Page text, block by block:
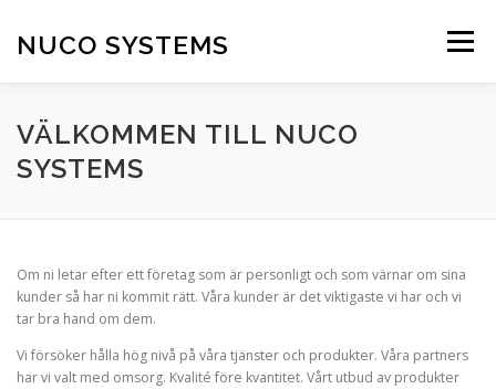
innehåll
NUCO SYSTEMS Meny
HEM OM OSS BLOGG PRODUKTER
TILL SALU / FOR SALE KONTAKTA OSS
VÄLKOMMEN TILL NUCO
SYSTEMS
Om ni letar efter ett företag som är personligt och som värnar om sina
kunder så har ni kommit rätt. Våra kunder är det viktigaste vi har och vi
tar bra hand om dem.
Vi försöker hålla hög nivå på våra tjänster och produkter. Våra partners
har vi valt med omsorg. Kvalité före kvantitet. Vårt utbud av produkter